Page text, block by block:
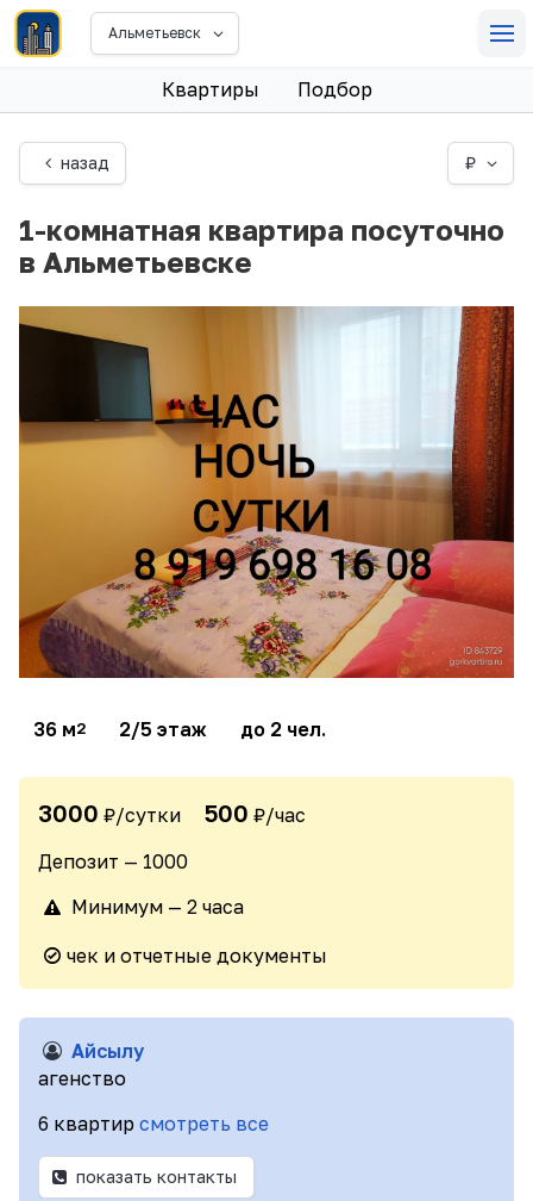
Альметьевск
Квартиры Подбор
назад ₽
1-комнатная квартира посуточно
в Альметьевске
36 м2 2/5 этаж до 2 чел.
3000 ₽/сутки 500 ₽/час
Депозит — 1000
Минимум — 2 часа
чек и отчетные документы
Айсылу
агенство
6 квартир смотреть все
показать контакты